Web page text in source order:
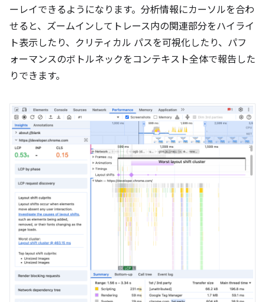
ーレイできるようになります。分析情報にカーソルを合わ
せると、ズームインしてトレース内の関連部分をハイライ
ト表示したり、クリティカル パスを可視化したり、パフ
ォーマンスのボトルネックをコンテキスト全体で報告した
りできます。